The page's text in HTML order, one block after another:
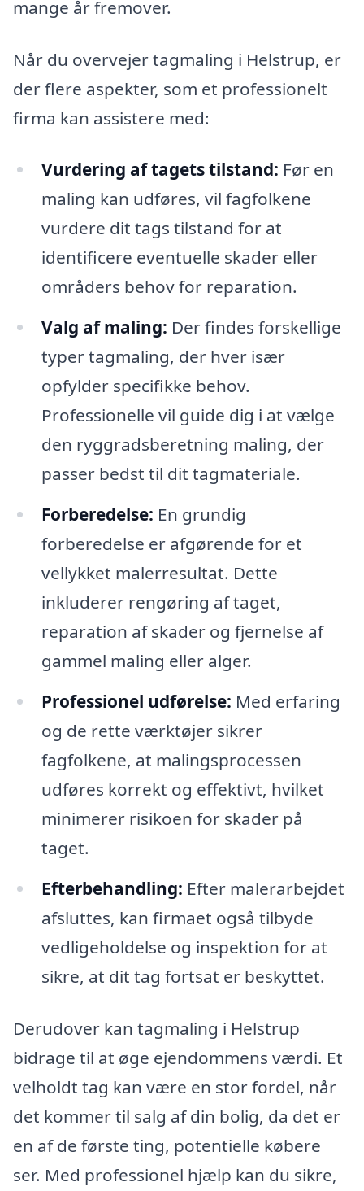
mange år fremover.
Når du overvejer tagmaling i Helstrup, er
der flere aspekter, som et professionelt
firma kan assistere med:
Vurdering af tagets tilstand: Før en
maling kan udføres, vil fagfolkene
vurdere dit tags tilstand for at
identificere eventuelle skader eller
områders behov for reparation.
Valg af maling: Der findes forskellige
typer tagmaling, der hver især
opfylder specifikke behov.
Professionelle vil guide dig i at vælge
den ryggradsberetning maling, der
passer bedst til dit tagmateriale.
Forberedelse: En grundig
forberedelse er afgørende for et
vellykket malerresultat. Dette
inkluderer rengøring af taget,
reparation af skader og fjernelse af
gammel maling eller alger.
Professionel udførelse: Med erfaring
og de rette værktøjer sikrer
fagfolkene, at malingsprocessen
udføres korrekt og effektivt, hvilket
minimerer risikoen for skader på
taget.
Efterbehandling: Efter malerarbejdet
afsluttes, kan firmaet også tilbyde
vedligeholdelse og inspektion for at
sikre, at dit tag fortsat er beskyttet.
Derudover kan tagmaling i Helstrup
bidrage til at øge ejendommens værdi. Et
velholdt tag kan være en stor fordel, når
det kommer til salg af din bolig, da det er
en af de første ting, potentielle købere
ser. Med professionel hjælp kan du sikre,